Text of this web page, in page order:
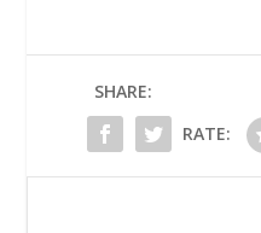
SHARE:
RATE: